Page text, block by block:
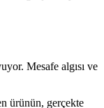
Mesafe algısı ve
ürünün, gerçekte